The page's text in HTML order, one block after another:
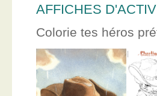
AFFICHES
Colorie tes héros